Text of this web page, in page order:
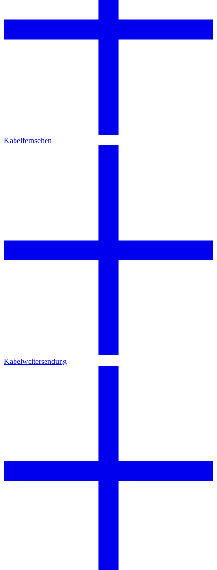
Kabelfernsehen
Kabelweitersendung